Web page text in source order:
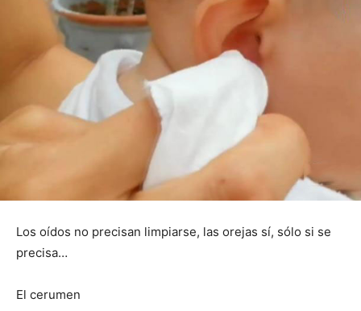
Los oídos no precisan limpiarse, las orejas sí, sólo si se
precisa…
El cerumen